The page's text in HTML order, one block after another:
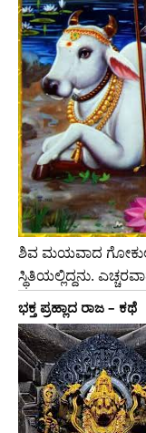
ಶಿವ ಮಯವಾದ ಗೋಕುಲ
ಸ್ಥಿತಿಯಲ್ಲಿದ್ದನು.
ಭಕ್ತ ಪ್ರಹ್ಲಾದ ರಾಜ – ಕಥೆ